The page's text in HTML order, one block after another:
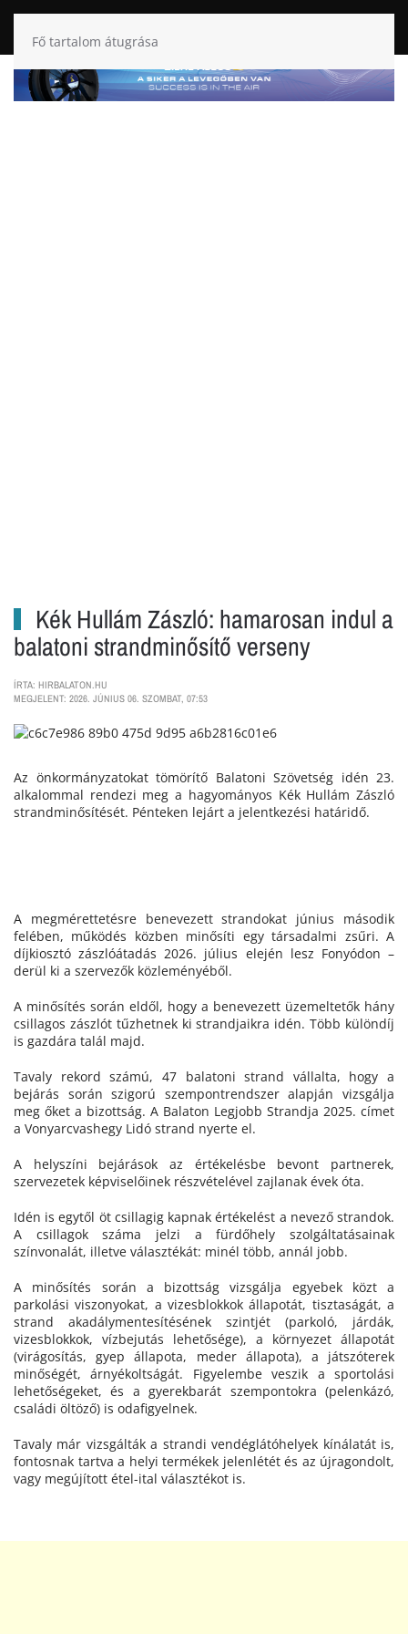
Fő tartalom átugrása
Kék Hullám Zászló: hamarosan indul a
balatoni strandminősítő verseny
ÍRTA: HIRBALATON.HU
MEGJELENT: 2026. JÚNIUS 06. SZOMBAT, 07:53
Az önkormányzatokat tömörítő Balatoni Szövetség idén 23.
alkalommal rendezi meg a hagyományos Kék Hullám Zászló
strandminősítését. Pénteken lejárt a jelentkezési határidő.
A megmérettetésre benevezett strandokat június második
felében, működés közben minősíti egy társadalmi zsűri. A
díjkiosztó zászlóátadás 2026. július elején lesz Fonyódon –
derül ki a szervezők közleményéből.
A minősítés során eldől, hogy a benevezett üzemeltetők hány
csillagos zászlót tűzhetnek ki strandjaikra idén. Több különdíj
is gazdára talál majd.
Tavaly rekord számú, 47 balatoni strand vállalta, hogy a
bejárás során szigorú szempontrendszer alapján vizsgálja
meg őket a bizottság. A Balaton Legjobb Strandja 2025. címet
a Vonyarcvashegy Lidó strand nyerte el.
A helyszíni bejárások az értékelésbe bevont partnerek,
szervezetek képviselőinek részvételével zajlanak évek óta.
Idén is egytől öt csillagig kapnak értékelést a nevező strandok.
A csillagok száma jelzi a fürdőhely szolgáltatásainak
színvonalát, illetve választékát: minél több, annál jobb.
A minősítés során a bizottság vizsgálja egyebek közt a
parkolási viszonyokat, a vizesblokkok állapotát, tisztaságát, a
strand akadálymentesítésének szintjét (parkoló, járdák,
vizesblokkok, vízbejutás lehetősége), a környezet állapotát
(virágosítás, gyep állapota, meder állapota), a játszóterek
minőségét, árnyékoltságát. Figyelembe veszik a sportolási
lehetőségeket, és a gyerekbarát szempontokra (pelenkázó,
családi öltöző) is odafigyelnek.
Tavaly már vizsgálták a strandi vendéglátóhelyek kínálatát is,
fontosnak tartva a helyi termékek jelenlétét és az újragondolt,
vagy megújított étel-ital választékot is.